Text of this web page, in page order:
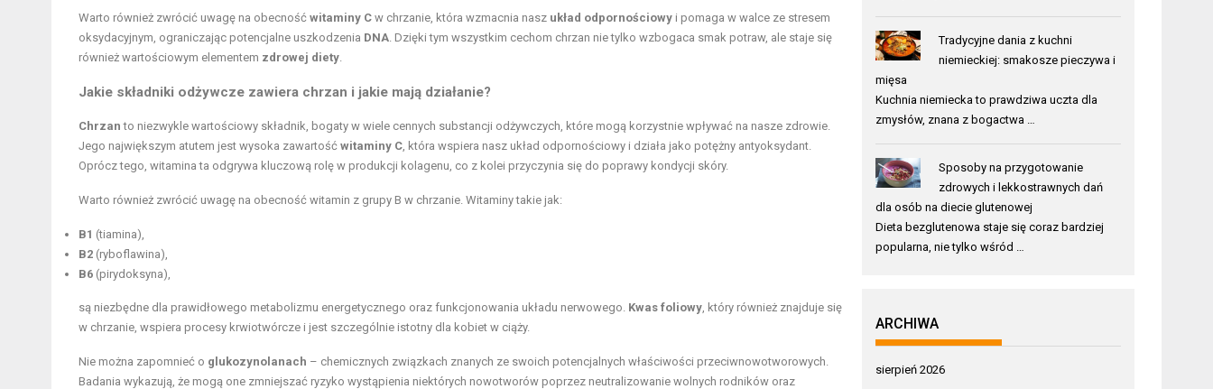
Warto również zwrócić uwagę na obecność witaminy C w chrzanie, która wzmacnia nasz układ odpornościowy i pomaga w walce ze stresem
oksydacyjnym, ograniczając potencjalne uszkodzenia DNA . Dzięki tym wszystkim cechom chrzan nie tylko wzbogaca smak potraw, ale staje się
również wartościowym elementem zdrowej diety
Jakie składniki odżywcze zawiera chrzan i jakie mają działanie?
Chrzan to niezwykle wartościowy składnik, bogaty w wiele cennych substancji odżywczych, które mogą korzystnie wpływać na nasze zdrowie.
Jego największym atutem jest wysoka zawartość witaminy C , która wspiera nasz układ odpornościowy i działa jako potężny antyoksydant.
Oprócz tego, witamina ta odgrywa kluczową rolę w produkcji kolagenu, co z kolei przyczynia się do poprawy kondycji skóry.
Warto również zwrócić uwagę na obecność witamin z grupy B w chrzanie. Witaminy takie jak:
B1 (tiamina),
B2 (ryboflawina),
B6 (pirydoksyna),
są niezbędne dla prawidłowego metabolizmu energetycznego oraz funkcjonowania układu nerwowego. Kwas foliowy , który również znajduje się
w chrzanie, wspiera procesy krwiotwórcze i jest szczególnie istotny dla kobiet w ciąży.
Nie można zapomnieć o glukozynolanach – chemicznych związkach znanych ze swoich potencjalnych właściwości przeciwnowotworowych.
Badania wykazują, że mogą one zmniejszać ryzyko wystąpienia niektórych nowotworów poprzez neutralizowanie wolnych rodników oraz
Tradycyjne dania z kuchni
niemieckiej: smakosze pieczywa i
mięsa
Kuchnia niemiecka to prawdziwa uczta dla
zmysłów, znana z bogactwa …
Sposoby na przygotowanie
zdrowych i lekkostrawnych dań
dla osób na diecie glutenowej
Dieta bezglutenowa staje się coraz bardziej
popularna, nie tylko wśród …
ARCHIWA
sierpień 2026